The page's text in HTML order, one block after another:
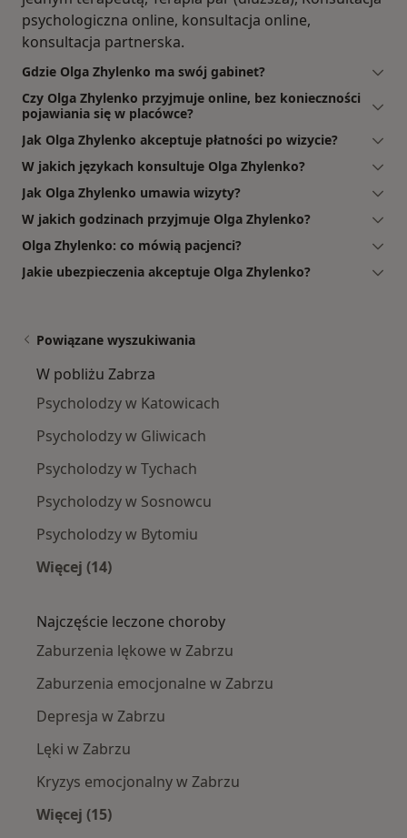
psychologiczna online, konsultacja online,
konsultacja partnerska.
Gdzie Olga Zhylenko ma swój gabinet?
Czy Olga Zhylenko przyjmuje online, bez konieczności
pojawiania się w placówce?
Jak Olga Zhylenko akceptuje płatności po wizycie?
W jakich językach konsultuje Olga Zhylenko?
Jak Olga Zhylenko umawia wizyty?
W jakich godzinach przyjmuje Olga Zhylenko?
Olga Zhylenko: co mówią pacjenci?
Jakie ubezpieczenia akceptuje Olga Zhylenko?
Powiązane wyszukiwania
W pobliżu Zabrza
Psycholodzy w Katowicach
Psycholodzy w Gliwicach
Psycholodzy w Tychach
Psycholodzy w Sosnowcu
Psycholodzy w Bytomiu
Więcej (14)
Najczęście leczone choroby
Zaburzenia lękowe w Zabrzu
Zaburzenia emocjonalne w Zabrzu
Depresja w Zabrzu
Lęki w Zabrzu
Kryzys emocjonalny w Zabrzu
Więcej (15)